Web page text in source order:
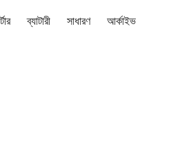
ব্যাটারী সাধারণ আর্কাইভ